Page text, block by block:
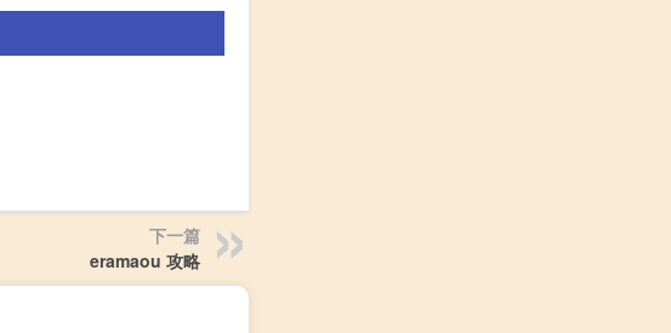
下一篇
eramaou 攻略